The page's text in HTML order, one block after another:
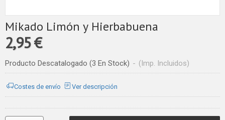
Mikado Limón y Hierbabuena
2,95 €
Producto Descatalogado (3 En Stock) - (Imp. Incluidos)
Costes de envío Ver descripción